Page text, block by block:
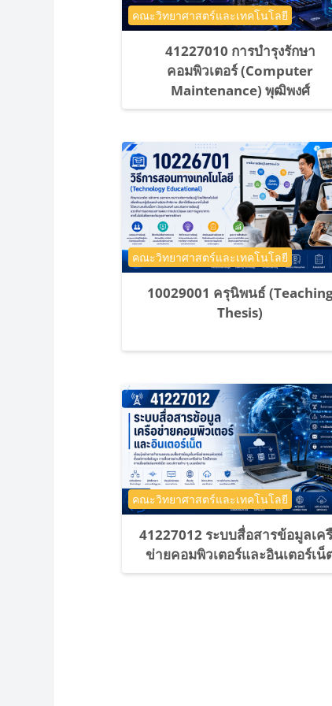
41227010 การบำรุงรักษา
คอมพิวเตอร์ (Computer
Maintenance) พุฒิพงศ์
ประเภทของรายวิชา
คณะวิทยาศาสตร์และเทคโนโลยี
10029001 ครุนิพนธ์
Thesis)
ประเภทของรายวิชา
คณะวิทยาศาสตร์และเทคโนโลยี
41227012 ระบบสื่อสารข้อมูลเค
ข่ายคอมพิวเตอร์และอินเตอร์เน็
ประเภทของรายวิชา
คณะวิทยาศาสตร์และเทคโนโลยี